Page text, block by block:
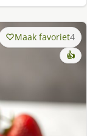
Maak favoriet4
👍